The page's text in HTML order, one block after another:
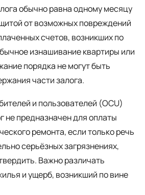
обычно равна одному месяцу
от возможных повреждений
счетов, возникших по
изнашивание квартиры или
порядка не могут быть
части залога.
и пользователей (OCU)
не предназначен для оплаты
ремонта, если только речь
серьёзных загрязнениях,
Важно различать
и ущерб, возникший по вине